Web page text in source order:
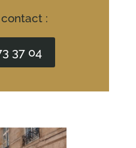
:
37 04